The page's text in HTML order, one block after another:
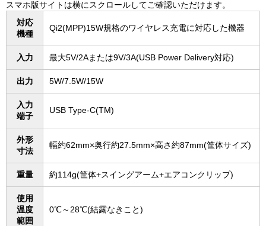
スマホ版サイトは横にスクロールしてご確認いただけます。
対応
機種
Qi2(MPP)15W規格のワイヤレス充電に対応した機器
入力 最大5V/2Aまたは9V/3A(USB Power Delivery対応)
出力 5W/7.5W/15W
入力
端子
USB Type-C(TM)
外形
寸法
幅約62mm×奥行約27.5mm×高さ約87mm(筐体サイズ)
重量 約114g(筐体+スイングアーム+エアコンクリップ)
使用
温度
範囲
0℃～28℃(結露なきこと)